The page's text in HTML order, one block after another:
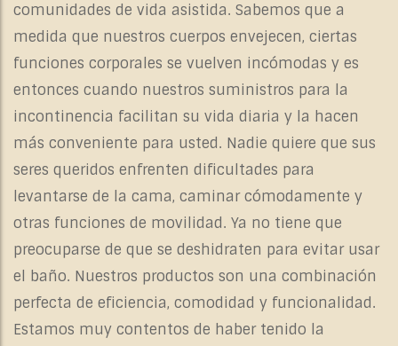
comunidades de vida asistida. Sabemos que a
medida que nuestros cuerpos envejecen, ciertas
funciones corporales se vuelven incómodas y es
entonces cuando nuestros suministros para la
incontinencia facilitan su vida diaria y la hacen
más conveniente para usted. Nadie quiere que sus
seres queridos enfrenten dificultades para
levantarse de la cama, caminar cómodamente y
otras funciones de movilidad. Ya no tiene que
preocuparse de que se deshidraten para evitar usar
el baño. Nuestros productos son una combinación
perfecta de eficiencia, comodidad y funcionalidad.
Estamos muy contentos de haber tenido la